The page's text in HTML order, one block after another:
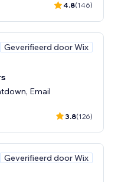
4.8(146)
Geverifieerd door Wix
Email
3.8(126)
Geverifieerd door Wix